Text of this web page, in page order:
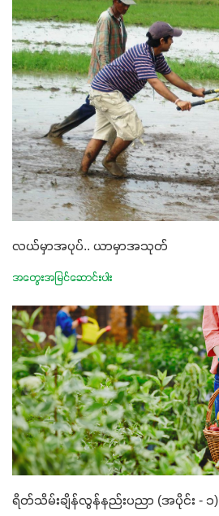
လယ်မှာအပုပ်.. ယာမှာအသုတ်
အတွေးအမြင်ဆောင်းပါး
ရိတ်သိမ်းချိန်လွန်နည်းပညာ (အပိုင်း - ၁)